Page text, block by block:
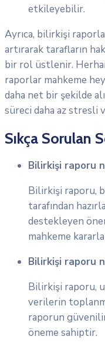
etkileyebilir.
Ayrıca, bilirkişi
artırarak tarafların
bir rol üstlenir.
raporlar mahkeme
daha net bir şekilde
süreci daha az stresli
Sıkça Sorulan
Bilirkişi raporu
Bilirkişi raporu,
tarafından
destekleyen
mahkeme
Bilirkişi raporu
Bilirkişi raporu,
verilerin
raporun
öneme sahiptir.